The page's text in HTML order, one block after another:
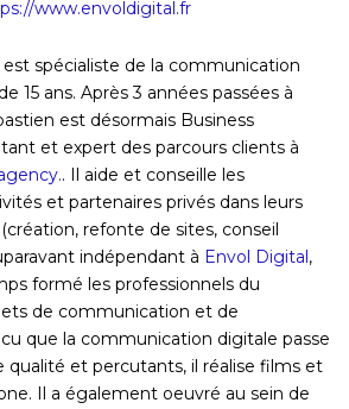
www.envoldigital.fr
spécialiste de la communication
15 ans. Après 3 années passées à
est désormais Business
et expert des parcours clients à
. Il aide et conseille les
et partenaires privés dans leurs
refonte de sites, conseil
indépendant à Envol Digital,
formé les professionnels du
de communication et de
que la communication digitale passe
qualité et percutants, il réalise films et
Il a également oeuvré au sein de